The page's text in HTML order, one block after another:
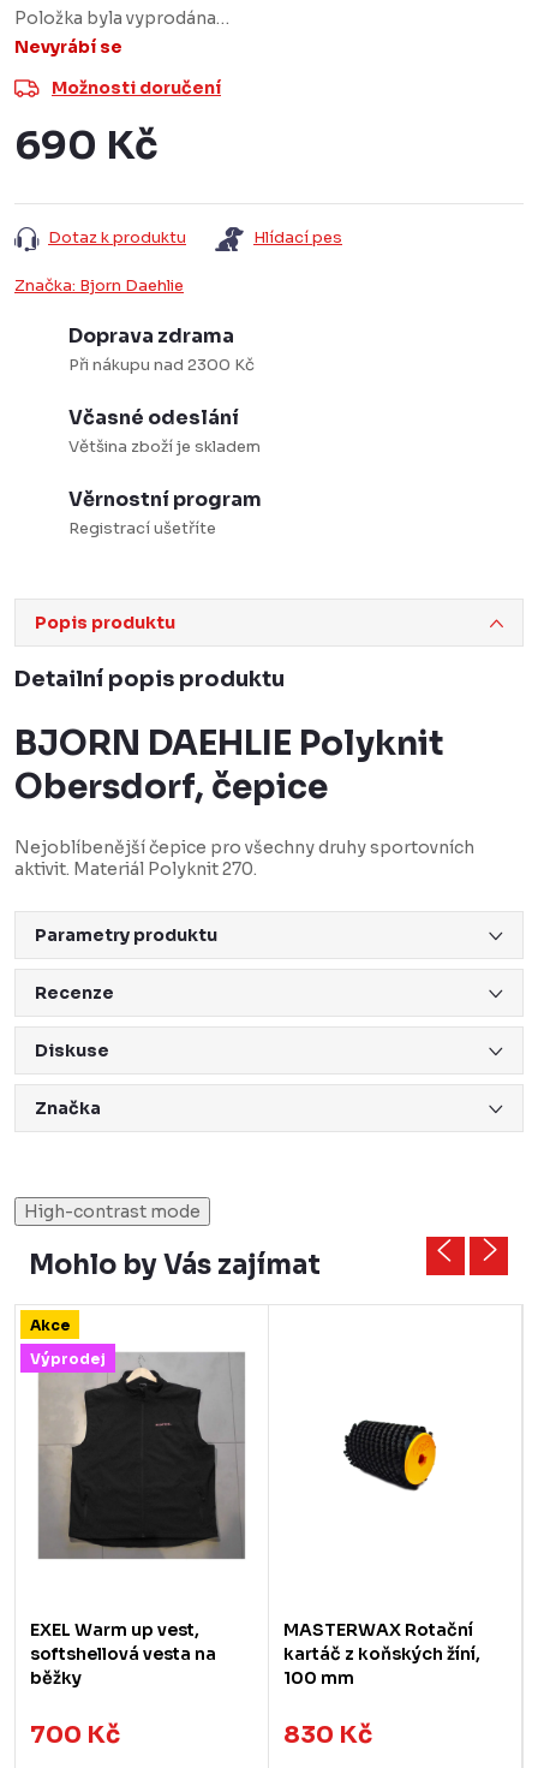
Položka byla vyprodána…
Nevyrábí se
Možnosti doručení
690 Kč
Dotaz k produktu Hlídací pes
Značka: Bjorn Daehlie
Doprava zdrama
Při nákupu nad 2300 Kč
Včasné odeslání
Většina zboží je skladem
Věrnostní program
Registrací ušetříte
Popis produktu
Detailní popis produktu
BJORN DAEHLIE Polyknit
Obersdorf, čepice
Nejoblíbenější čepice pro všechny druhy sportovních
aktivit. Materiál Polyknit 270.
Parametry produktu
Recenze
Diskuse
Značka
High-contrast mode
Mohlo by Vás zajímat
Akce
Výprodej
EXEL Warm up vest,
softshellová vesta na
běžky
700 Kč
MASTERWAX Rotační
kartáč z koňských žíní,
100 mm
830 Kč